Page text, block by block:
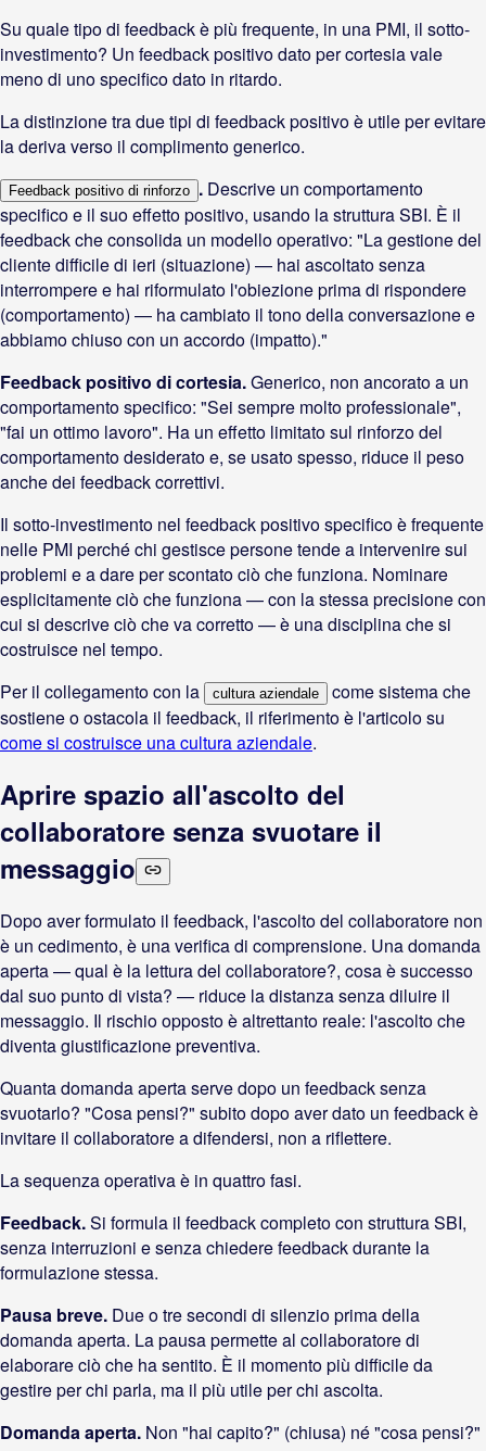
Su quale tipo di feedback è più frequente, in una PMI, il sotto-
investimento? Un feedback positivo dato per cortesia vale
meno di uno specifico dato in ritardo.
La distinzione tra due tipi di feedback positivo è utile per evitare
la deriva verso il complimento generico.
Feedback positivo di rinforzo . Descrive un comportamento
specifico e il suo effetto positivo, usando la struttura SBI. È il
feedback che consolida un modello operativo: "La gestione del
cliente difficile di ieri (situazione) — hai ascoltato senza
interrompere e hai riformulato l'obiezione prima di rispondere
(comportamento) — ha cambiato il tono della conversazione e
abbiamo chiuso con un accordo (impatto)."
Feedback positivo di cortesia.Generico, non ancorato a un
comportamento specifico: "Sei sempre molto professionale",
"fai un ottimo lavoro". Ha un effetto limitato sul rinforzo del
comportamento desiderato e, se usato spesso, riduce il peso
anche dei feedback correttivi.
Il sotto-investimento nel feedback positivo specifico è frequente
nelle PMI perché chi gestisce persone tende a intervenire sui
problemi e a dare per scontato ciò che funziona. Nominare
esplicitamente ciò che funziona — con la stessa precisione con
cui si descrive ciò che va corretto — è una disciplina che si
costruisce nel tempo.
Per il collegamento con la
cultura aziendale
come sistema che
sostiene o ostacola il feedback, il riferimento è l'articolo su
come si costruisce una cultura aziendale.
Aprire spazio all'ascolto del
collaboratore senza svuotare il
messaggio
Dopo aver formulato il feedback, l'ascolto del collaboratore non
è un cedimento, è una verifica di comprensione. Una domanda
aperta — qual è la lettura del collaboratore?, cosa è successo
dal suo punto di vista? — riduce la distanza senza diluire il
messaggio. Il rischio opposto è altrettanto reale: l'ascolto che
diventa giustificazione preventiva.
Quanta domanda aperta serve dopo un feedback senza
svuotarlo? "Cosa pensi?" subito dopo aver dato un feedback è
invitare il collaboratore a difendersi, non a riflettere.
La sequenza operativa è in quattro fasi.
Feedback.Si formula il feedback completo con struttura SBI,
senza interruzioni e senza chiedere feedback durante la
formulazione stessa.
Pausa breve. Due o tre secondi di silenzio prima della
domanda aperta. La pausa permette al collaboratore di
elaborare ciò che ha sentito. È il momento più difficile da
gestire per chi parla, ma il più utile per chi ascolta.
Domanda aperta. Non "hai capito?" (chiusa) né "cosa pensi?"